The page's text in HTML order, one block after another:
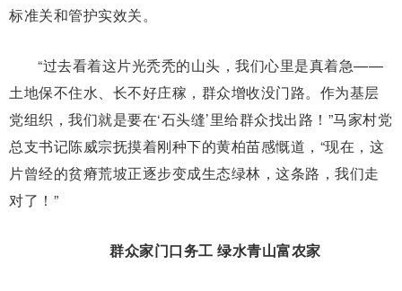
标准关和管护实效关。
“过去看着这片光秃秃的山头，我们心里是真着急——
土地保不住水、长不好庄稼，群众增收没门路。作为基层
党组织，我们就是要在‘石头缝’里给群众找出路！”马家村党
总支书记陈威宗抚摸着刚种下的黄柏苗感慨道，“现在，这
片曾经的贫瘠荒坡正逐步变成生态绿林，这条路，我们走
对了！”
群众家门口务工 绿水青山富农家